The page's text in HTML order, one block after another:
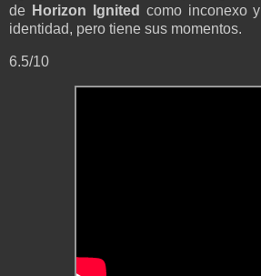
de Horizon Ignited como inconexo
identidad, pero tiene sus momentos.
6.5/10